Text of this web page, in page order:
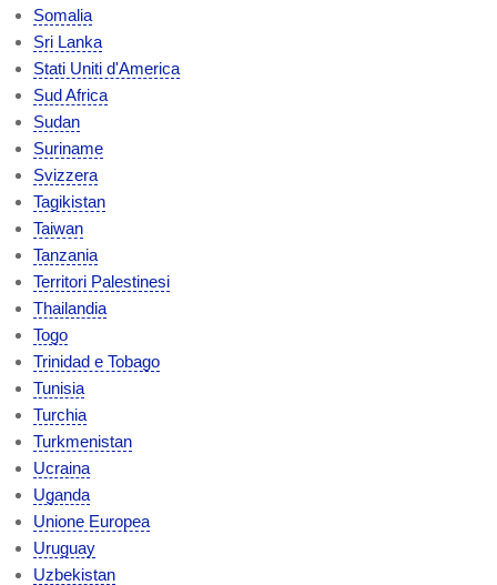
Somalia
Sri Lanka
Stati Uniti d'America
Sud Africa
Sudan
Suriname
Svizzera
Tagikistan
Taiwan
Tanzania
Territori Palestinesi
Thailandia
Togo
Trinidad e Tobago
Tunisia
Turchia
Turkmenistan
Ucraina
Uganda
Unione Europea
Uruguay
Uzbekistan